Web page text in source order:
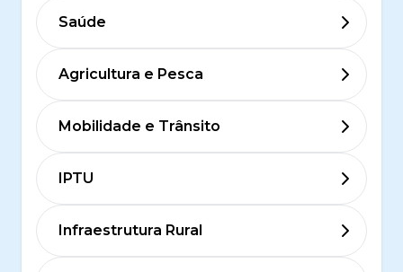
Saúde
Agricultura e Pesca
Mobilidade e Trânsito
IPTU
Infraestrutura Rural